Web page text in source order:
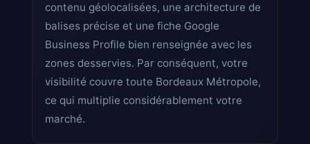
contenu géolocalisées, une architecture de
balises précise et une fiche Google
Business Profile bien renseignée avec les
zones desservies. Par conséquent, votre
visibilité couvre toute Bordeaux Métropole,
ce qui multiplie considérablement votre
marché.